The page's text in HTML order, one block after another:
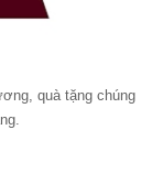
quà tặng chúng